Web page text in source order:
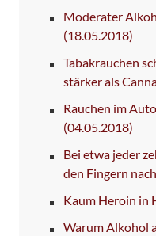
Moderater
(18.05.2018)
Tabakrauchen
stärker als
Rauchen im
(04.05.2018)
Bei etwa jeder
den Fingern
Kaum Heroin in
Warum Alkohol